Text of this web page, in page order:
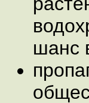
шанс